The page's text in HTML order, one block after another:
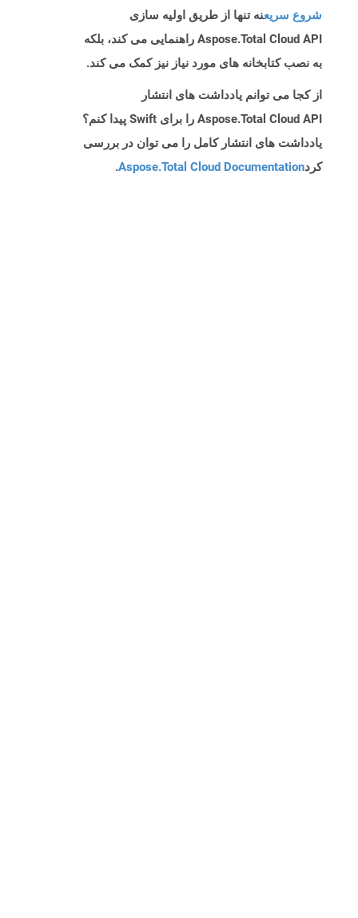
شروع سریعنه تنها از طریق اولیه سازی
Aspose.Total Cloud API راهنمایی می کند، بلکه
به نصب کتابخانه های مورد نیاز نیز کمک می کند.
از کجا می توانم یادداشت های انتشار
Aspose.Total Cloud API را برای Swift پیدا کنم؟
یادداشت های انتشار کامل را می توان در بررسی
کردAspose.Total Cloud Documentation
.